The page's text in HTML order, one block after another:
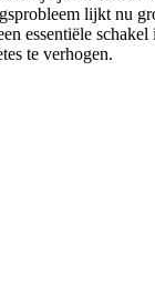
lijkt nu
essentiële schakel
te verhogen.